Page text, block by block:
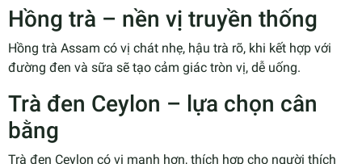
Hồng trà – nền vị truyền thống
Hồng trà Assam có vị chát nhẹ, hậu trà rõ, khi kết hợp với
đường đen và sữa sẽ tạo cảm giác tròn vị, dễ uống.
Trà đen Ceylon – lựa chọn cân
bằng
Trà đen Ceylon có vị mạnh hơn, thích hợp cho người thích